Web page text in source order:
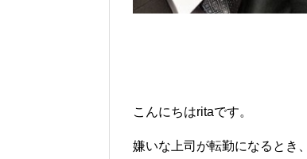
こんにちはritaです。
嫌いな上司が転勤になるとき